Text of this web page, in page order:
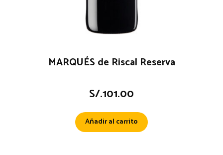
MARQUÉS de Riscal Reserva
S/.101.00
Añadir al carrito